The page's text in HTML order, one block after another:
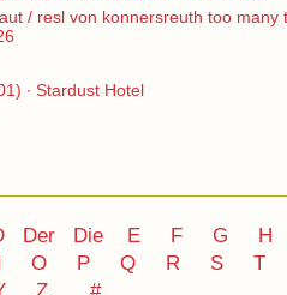
/ resl von konnersreuth too many
∙ Stardust Hotel
Der Die E F G
H
O P Q R S
T
Z #